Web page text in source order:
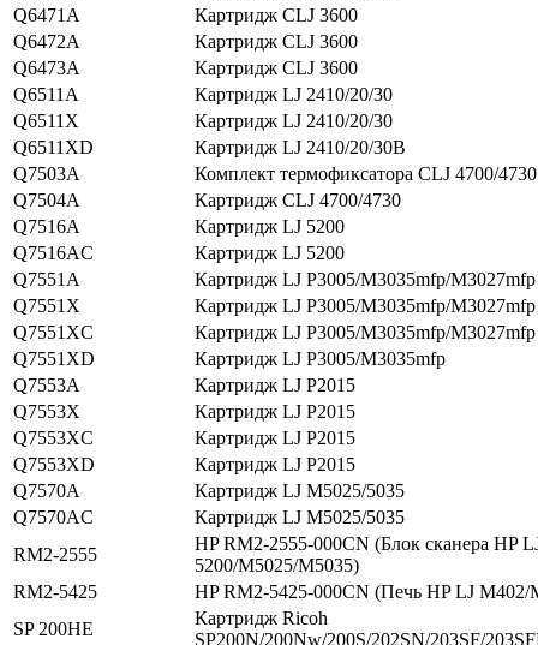
Q6471A
Картридж CLJ 3600
Q6472A
Картридж CLJ 3600
Q6473A
Картридж CLJ 3600
Q6511A
Картридж LJ 2410/20/30
Q6511X
Картридж LJ 2410/20/30
Q6511XD
Картридж LJ 2410/20/30В
Q7503A
Комплект термофиксатора CLJ 4700/4730
Q7504A
Картридж CLJ 4700/4730
Q7516A
Картридж LJ 5200
Q7516AC
Картридж LJ 5200
Q7551A
Картридж LJ P3005/M3035mfp/M3027mfp
Q7551X
Картридж LJ P3005/M3035mfp/M3027mfp
Q7551XC
Картридж LJ P3005/M3035mfp/M3027mfp
Q7551XD
Картридж LJ P3005/M3035mfp
Q7553A
Картридж LJ P2015
Q7553X
Картридж LJ P2015
Q7553XC
Картридж LJ P2015
Q7553XD
Картридж LJ P2015
Q7570A
Картридж LJ M5025/5035
Q7570AC
Картридж LJ M5025/5035
RM2-2555
HP RM2-2555-000CN (Блок сканера HP
5200/M5025/M5035)
RM2-5425
HP RM2-5425-000CN (Печь HP LJ M402/
SP 200HE
Картридж Ricoh
SP200N/200Nw/200S/202SN/203SF/